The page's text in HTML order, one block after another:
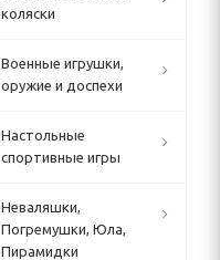
коляски
Военные игрушки,
оружие и доспехи
Настольные
спортивные игры
Неваляшки,
Погремушки, Юла,
Пирамидки